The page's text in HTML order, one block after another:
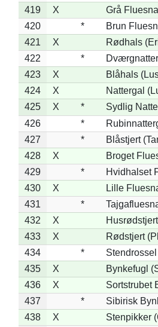
419
X
Grå
420
*
Brun
421
X
Rødhals
422
*
423
X
Blåhals
424
X
Nattergal
425
X *
Sydlig
426
*
427
*
Blåstjert
428
X
Broget
429
*
Hvidhalset
430
X
Lille
431
*
432
X
433
X
Rødstjert
434
*
435
X
Bynkefugl
436
X
Sortstrubet
437
*
Sibirisk
438
X
Stenpikker